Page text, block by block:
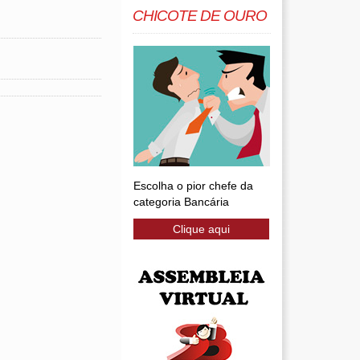
CHICOTE DE OURO
Escolha o pior chefe da
categoria Bancária
Clique aqui